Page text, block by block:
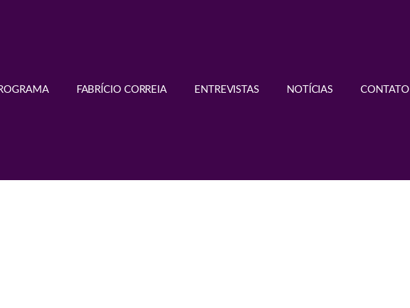
FABRÍCIO CORREIA ENTREVISTAS NOTÍCIAS CONTATO